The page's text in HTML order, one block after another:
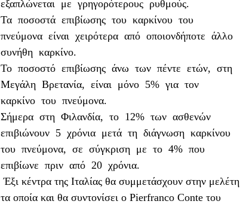
εξαπλώνεται με γρηγορότερους ρυθμούς.
Τα ποσοστά επιβίωσης του καρκίνου του
πνεύμονα είναι χειρότερα από οποιονδήποτε άλλο
συνήθη καρκίνο.
Το ποσοστό επιβίωσης άνω των πέντε ετών, στη
Μεγάλη Βρετανία, είναι μόνο 5% για τον
καρκίνο του πνεύμονα.
Σήμερα στη Φιλανδία, το 12% των ασθενών
επιβιώνουν 5 χρόνια μετά τη διάγνωση καρκίνου
του πνεύμονα, σε σύγκριση με το 4% που
επιβίωνε πριν από 20 χρόνια.
Έξι κέντρα της Ιταλίας θα συμμετάσχουν στην μελέτη
τα οποία και θα συντονίσει ο Pierfranco Conte του